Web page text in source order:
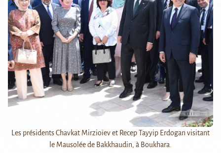
Les présidents Chavkat Mirzioïev et Recep Tayyip Erdogan visitant
le Mausolée de Bakkhaudin, à Boukhara.